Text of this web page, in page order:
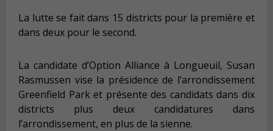
La lutte se fait dans 15 districts pour la première et
dans deux pour le second.
La candidate d’Option Alliance à Longueuil, Susan
Rasmussen vise la présidence de l’arrondissement
Greenfield Park et présente des candidats dans dix
districts plus deux candidatures dans
l’arrondissement, en plus de la sienne.